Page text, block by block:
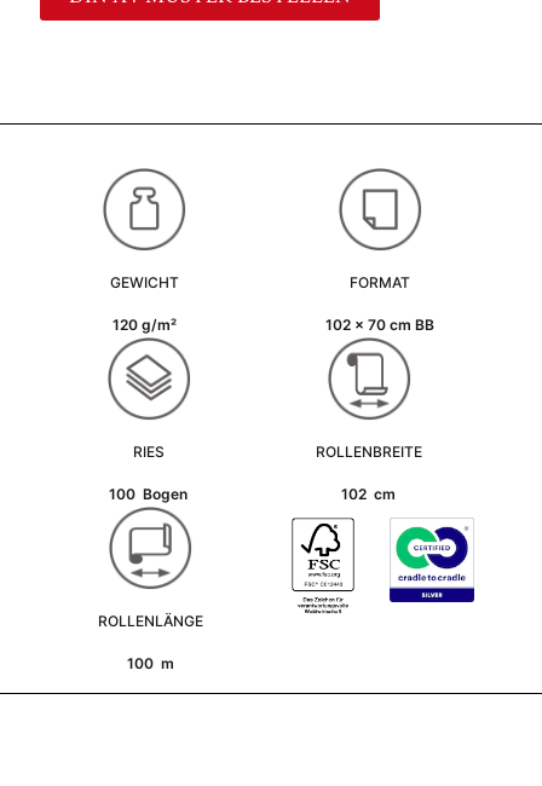
GEWICHT
120 g/m²
FORMAT
102 x 70 cm BB
RIES
100 Bogen
ROLLENBREITE
102 cm
ROLLENLÄNGE
100 m